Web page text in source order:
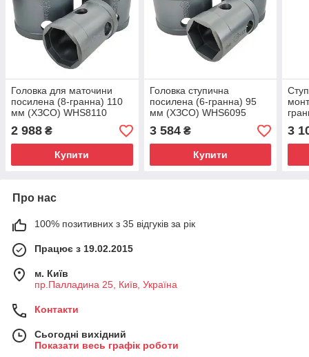
Головка для маточини
посилена (8-гранна) 110
мм (ХЗСО) WHS8110
2 988 ₴
Купити
Головка ступична
посилена (6-гранна) 95
мм (ХЗСО) WHS6095
3 584₴
Купити
3
Про нас
100% позитивних з 35 відгуків за рік
Працює з 19.02.2015
м. Київ
пр.Палладина 25, Київ, Україна
Контакти
Сьогодні вихідний
Показати весь графік роботи